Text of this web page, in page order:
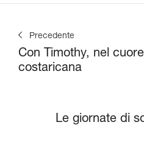
Precedente
Con Timothy, nel
costaricana
Le giornate di